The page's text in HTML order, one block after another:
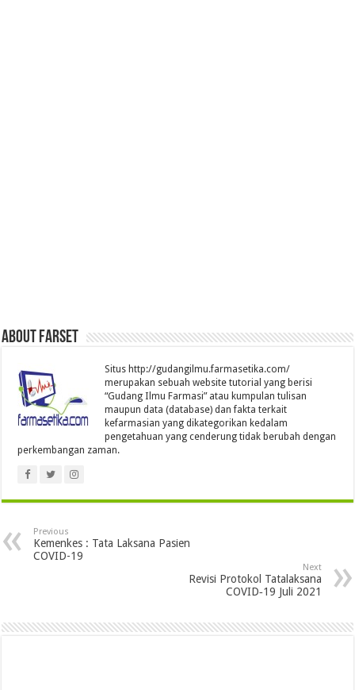
About farset
Situs http://gudangilmu.farmasetika.com/
merupakan sebuah website tutorial yang berisi
“Gudang Ilmu Farmasi” atau kumpulan tulisan
maupun data (database) dan fakta terkait
kefarmasian yang dikategorikan kedalam
pengetahuan yang cenderung tidak berubah dengan
perkembangan zaman.
Previous
Kemenkes : Tata Laksana Pasien
COVID-19
Next
Revisi Protokol Tatalaksana
COVID‐19 Juli 2021